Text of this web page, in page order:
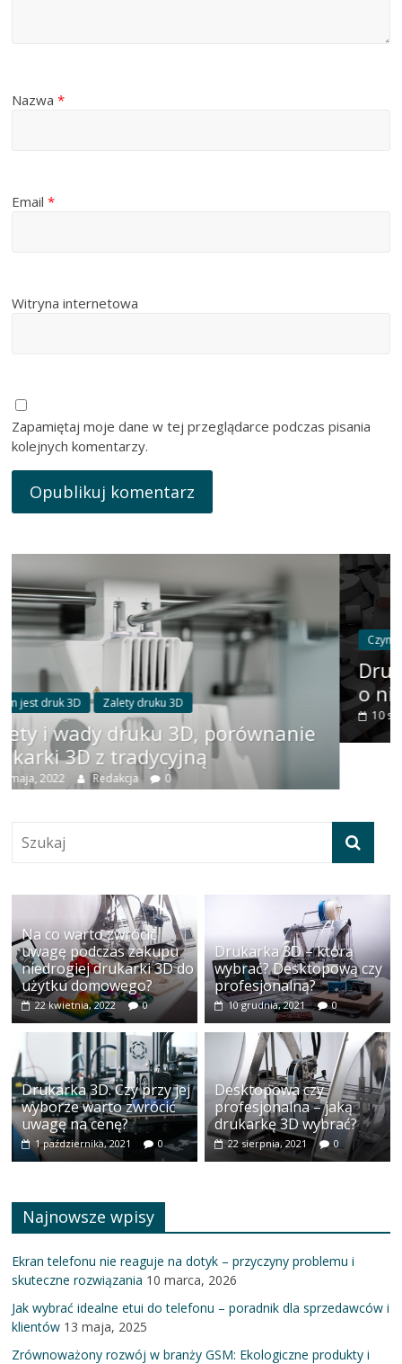
Nazwa*
Email*
Witryna internetowa
Zapamiętaj moje dane w tej przeglądarce podczas pisania
kolejnych komentarzy.
Czym jest druk 3D Druk 3D - nowa technologia
Drukowanie trójwymiarowe. Co
o nim wiedzieć?
10 stycznia, 2022
uwagę podczas zakupu
niedrogiej drukarki 3D do
użytku domowego?
22 kwietnia, 2022 0
Drukarka 3D – którą
wybrać? Desktopową czy
profesjonalną?
10 grudnia, 2021 0
Drukarka 3D. Czy przy jej
wyborze warto zwrócić
uwagę na cenę?
1 października, 2021 0
Desktopowa czy
profesjonalna – jaką
drukarkę 3D wybrać?
22 sierpnia, 2021
Ekran telefonu nie reaguje na dotyk – przyczyny problemu i
skuteczne rozwiązania 10 marca, 2026
Jak wybrać idealne etui do telefonu – poradnik dla sprzedawców i
klientów 13 maja, 2025
Zrównoważony rozwój w branży GSM: Ekologiczne produkty i
praktyki dla sklepów z akcesoriami